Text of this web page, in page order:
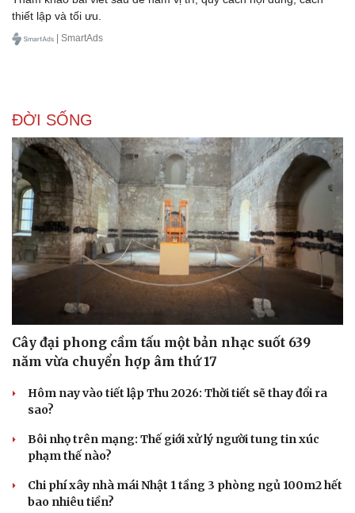
Doanh nghiệp 24h
Doanh nhân
Vì cộng đồng
Chuyển đổi số
thiết lập và tối ưu.
| SmartAds
ĐỜI SỐNG
Cây đại phong cầm tấu một bản nhạc suốt 639
năm vừa chuyển hợp âm thứ 17
Hôm nay vào tiết lập Thu 2026: Thời tiết sẽ thay đổi ra
sao?
Bôi nhọ trên mạng: Thế giới xử lý người tung tin xúc
phạm thế nào?
Chi phí xây nhà mái Nhật 1 tầng 3 phòng ngủ 100m2 hết
bao nhiêu tiền?